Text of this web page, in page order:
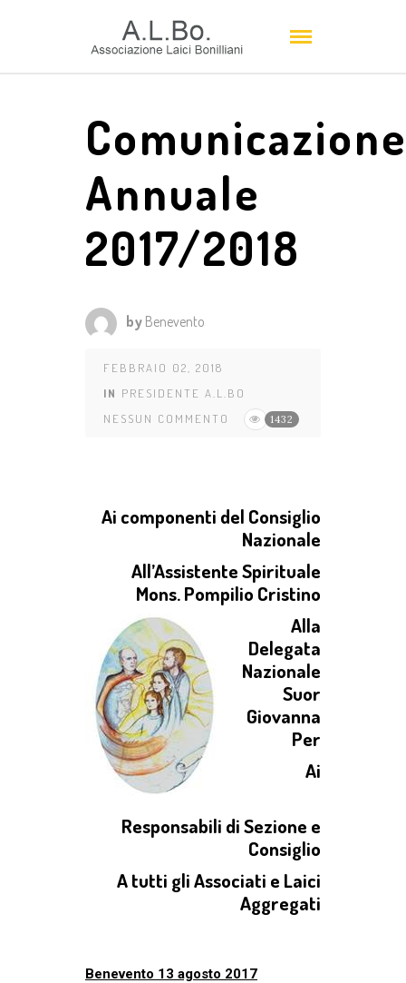
Comunicazione
Annuale
2017/2018
by Benevento
FEBBRAIO 02, 2018
IN PRESIDENTE A.L.BO
NESSUN COMMENTO
1432
Ai componenti del Consiglio
Nazionale
All’Assistente Spirituale
Mons. Pompilio Cristino
Alla
Delegata
Nazionale
Suor
Giovanna
Per
Ai
Responsabili di Sezione e
Consiglio
A tutti gli Associati e Laici
Aggregati
Benevento 13 agosto 2017